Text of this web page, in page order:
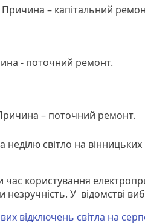
– капітальний
- поточний ремонт.
– поточний ремонт.
неділю світло на
користування
У відомстві
відключень світла на